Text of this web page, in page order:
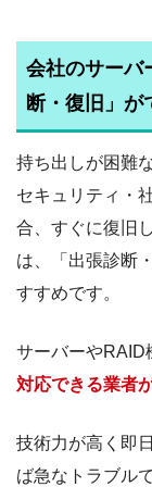
会社のサーバ
断・復旧」が
持ち出しが困難
セキュリティ・
合、すぐに復旧
は、「出張診断
すすめです。
サーバーやRAID
対応できる業者
技術力が高く即
ば急なトラブル